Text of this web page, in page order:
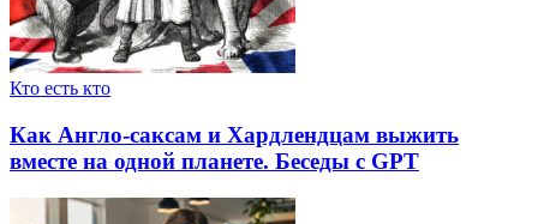
Кто есть кто
Как Англо-саксам и Хардлендцам выжить
вместе на одной планете. Беседы с GPT